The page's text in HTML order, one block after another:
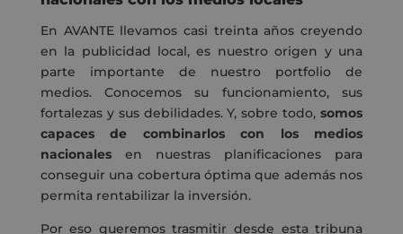
En AVANTE llevamos casi treinta años creyendo
en la publicidad local, es nuestro origen y una
parte importante de nuestro portfolio de
medios. Conocemos su funcionamiento, sus
fortalezas y sus debilidades. Y, sobre todo, somos
capaces de combinarlos con los medios
nacionales
en nuestras planificaciones para
conseguir una cobertura óptima que además nos
permita rentabilizar la inversión.
Por eso queremos trasmitir desde esta tribuna